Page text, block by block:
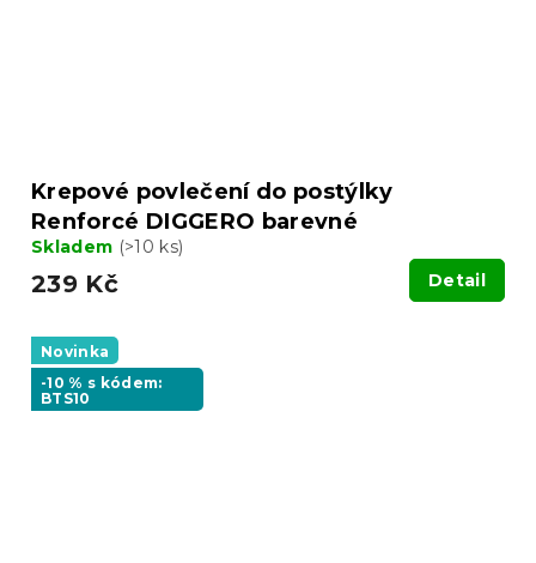
Krepové povlečení do postýlky
Renforcé DIGGERO barevné
Skladem (>10 ks)
239 Kč Detail
Novinka
-10 % s kódem:
BTS10